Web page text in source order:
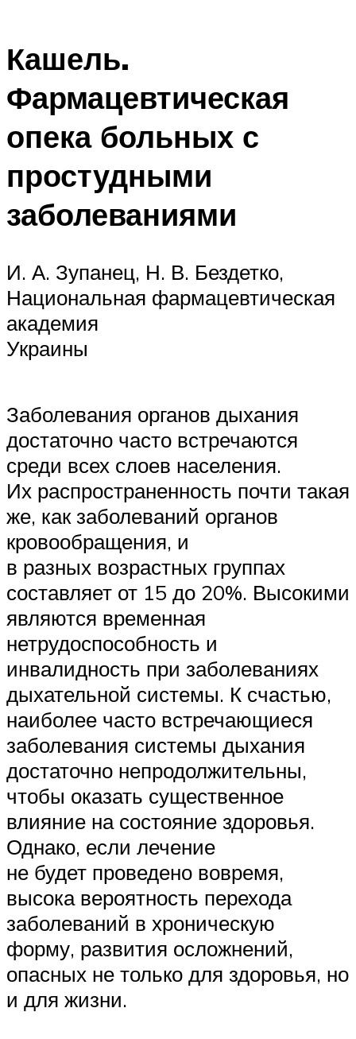
Кашель.
Фармацевтическая
опека больных с
простудными
заболеваниями
И. А. Зупанец, Н. В. Бездетко,
Национальная фармацевтическая
академия
Украины
Заболевания органов дыхания
достаточно часто встречаются
среди всех слоев населения.
Их распространенность почти такая
же, как заболеваний органов
кровообращения, и
в разных возрастных группах
составляет от 15 до 20%. Высокими
являются временная
нетрудоспособность и
инвалидность при заболеваниях
дыхательной системы. К счастью,
наиболее часто встречающиеся
заболевания системы дыхания
достаточно непродолжительны,
чтобы оказать существенное
влияние на состояние здоровья.
Однако, если лечение
не будет проведено вовремя,
высока вероятность перехода
заболеваний в хроническую
форму, развития осложнений,
опасных не только для здоровья, но
и для жизни.